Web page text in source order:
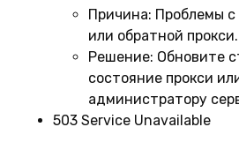
Причина: Проблемы
или обратной прокси.
Решение: Обновите
состояние прокси
администратору
503 Service Unavailable